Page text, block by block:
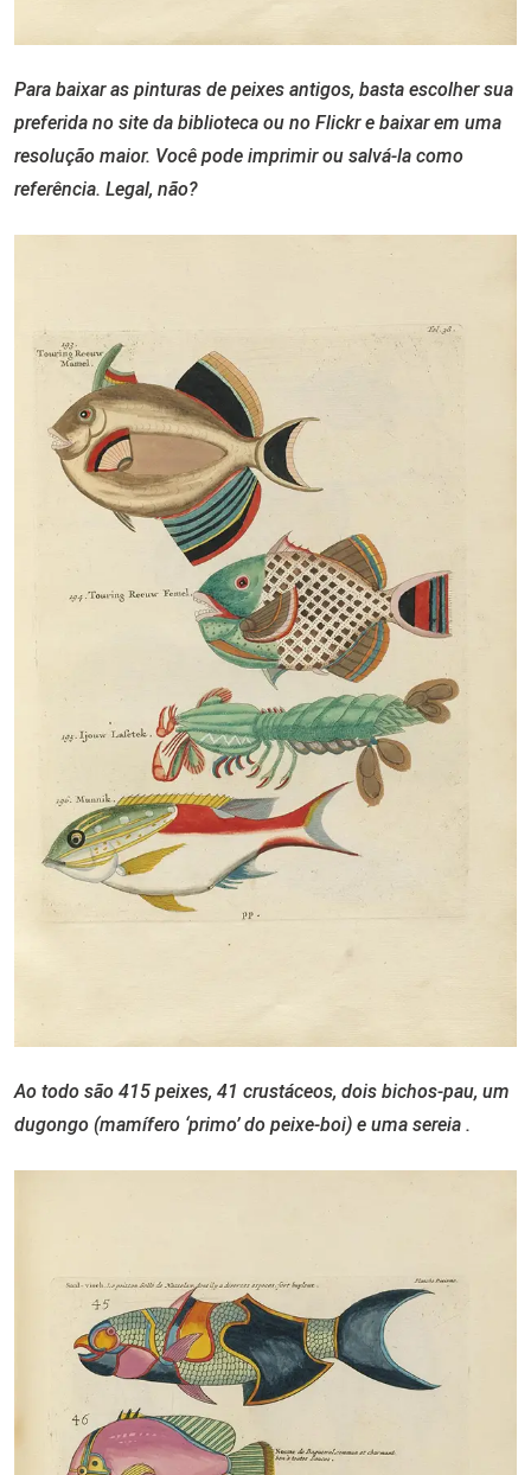
Para baixar as pinturas de peixes antigos, basta escolher sua
preferida no site da biblioteca ou no Flickr e baixar em uma
resolução maior. Você pode imprimir ou salvá-la como
referência. Legal, não?
Ao todo são 415 peixes, 41 crustáceos, dois bichos-pau, um
dugongo (mamífero ‘primo’ do peixe-boi) e uma sereia .